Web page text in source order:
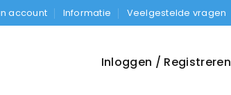
account Informatie Veelgestelde vragen
Inloggen / Registreren